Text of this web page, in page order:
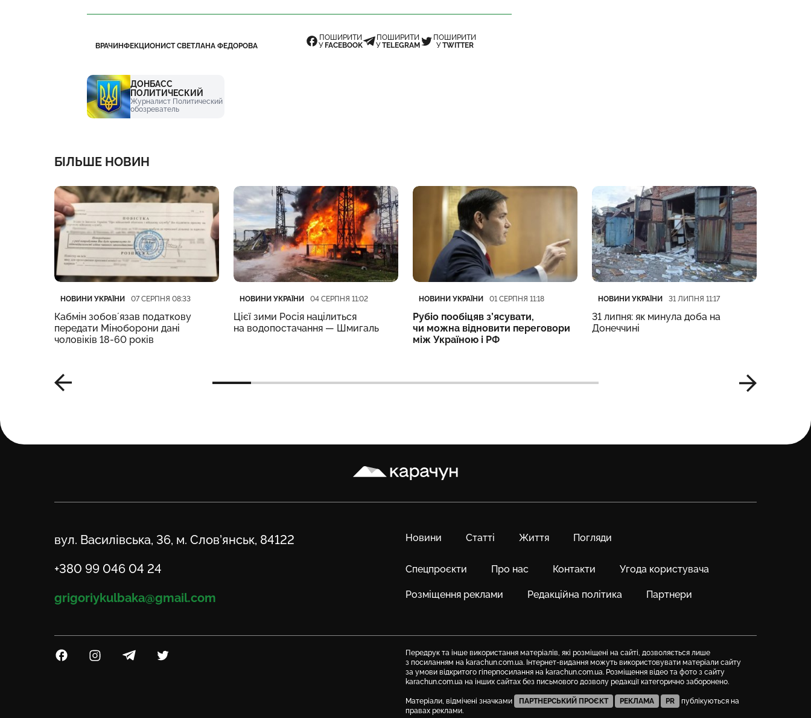
ВРАЧИНФЕКЦИОНИСТ СВЕТЛАНА ФЕДОРОВА
ПОШИРИТИ
У FACEBOOK
ПОШИРИТИ
УTELEGRAM
ПОШИРИТИ
УTWITTER
ДОНБАСС
ПОЛИТИЧЕСКИЙ
Журналист Политический
обозреватель
БІЛЬШЕ НОВИН
Категорія
НОВИНИ УКРАЇНИ
Дата публікації 07 СЕРПНЯ 08:33
Кабмін зобовʼязав податкову
передати Міноборони дані
чоловіків 18-60 років
Категорія
НОВИНИ УКРАЇНИ
Дата публікації 04 СЕРПНЯ 11:02
Цієї зими Росія націлиться
на водопостачання — Шмигаль
Категорія
НОВИНИ УКРАЇНИ
Дата публікації 01 СЕРПНЯ 11:18
Рубіо пообіцяв з’ясувати,
чи можна відновити переговори
між Україною і РФ
Категорія
НОВИНИ УКРАЇНИ
Дата публікації 31 ЛИПНЯ 11:17
31 липня: як минула доба на
Донеччині
Карачун
Новини Статті Життя Погляди
Спецпроєкти Про нас Контакти Угода користувача
Розміщення реклами Редакційна політика Партнери
Адреса
вул. Василівська, 36, м. Слов’янськ, 84122
Телефон
+380 99 046 04 24
Email
grigoriykulbaka@gmail.com
Посилання на Facebook
Посилання на Instagram
Посилання на Telegram
Посилання на Twitter
Передрук та інше використання матеріалів, які розміщені на сайті, дозволяється лише
з посиланням на karachun.com.ua. Інтернет-видання можуть використовувати матеріали сайту
за умови відкритого гіперпосилання на karachun.com.ua. Розміщення відео та фото з сайту
karachun.com.ua на інших сайтах без письмового дозволу редакції категорично заборонено.
Матеріали, відмічені значками ПАРТНЕРСЬКИЙ ПРОЄКТ РЕКЛАМА PR
публікуються на
правах реклами.